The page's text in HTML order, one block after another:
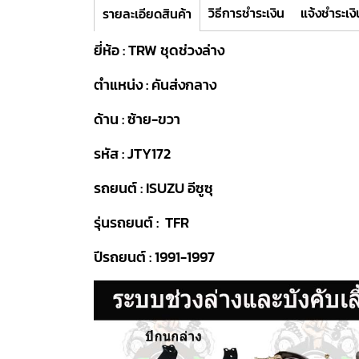
รายละเอียดสินค้า วิธีการชำระเงิน แจ้งชำระเ
ยี่ห้อ : TRW ชุดช่วงล่าง
ตำแหน่ง : คันส่งกลาง
ด้าน : ซ้าย-ขวา
รหัส : JTY172
รถยนต์ : ISUZU อีซูซุ
รุ่นรถยนต์ : TFR
ปีรถยนต์ : 1991-1997